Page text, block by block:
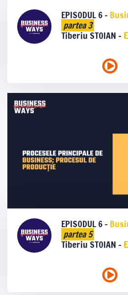
EPISODUL 6 -
partea 3
Tiberiu STOIAN -
EPISODUL 6 -
partea 5
Tiberiu STOIAN -